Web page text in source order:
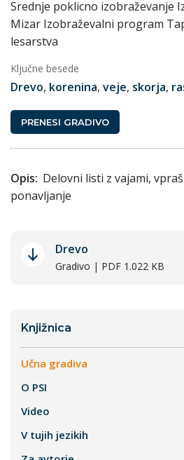
Srednje poklicno izobraževanje
Mizar Izobraževalni program
lesarstva
Ključne besede
Drevo, korenina, veje, skorja,
PRENESI GRADIVO
Opis: Delovni listi z vajami,
ponavljanje
Drevo
Gradivo | PDF 1.022 KB
Knjižnica
Učna gradiva
O PSI
Video
V tujih jezikih